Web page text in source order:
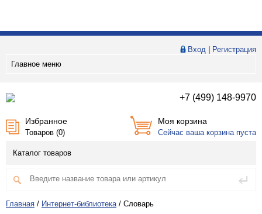
Вход
Регистрация
Главное меню
+7 (499) 148-9970
Избранное
Товаров (0)
Моя корзина
Сейчас ваша корзина пуста
Каталог товаров
Главная / Интернет-библиотека / Словарь